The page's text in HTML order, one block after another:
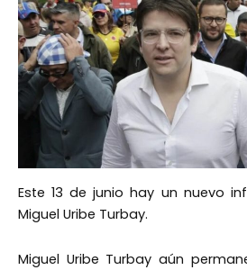
Este 13 de junio hay un nuevo
Miguel Uribe Turbay.
Miguel Uribe Turbay aún